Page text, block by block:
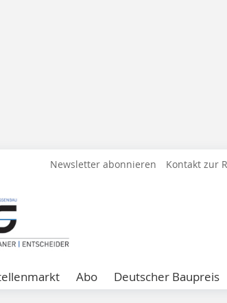
Newsletter abonnieren Kontakt zur
Abo Deutscher Baupreis